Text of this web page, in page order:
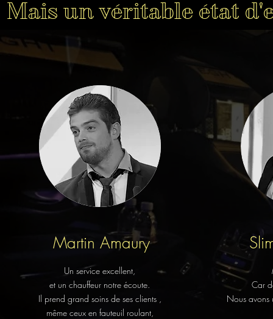
Mais un véritable état
Martin Amaury
Un service excellent,
et un chauffeur notre écoute.
Il prend grand soins de ses clients ,
même ceux en fauteuil roulant,
Car
Nous avons